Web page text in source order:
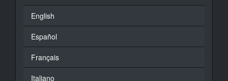
English
Español
Français
Italiano